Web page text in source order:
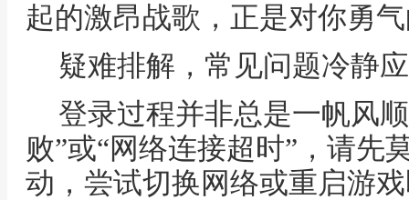
起的激昂战歌，正是对你勇
疑难排解，常见问题冷静
登录过程并非总是一帆风
败”或“网络连接超时”，请先
动，尝试切换网络或重启游